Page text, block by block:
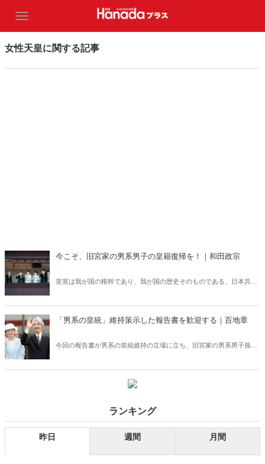
女性天皇に関する記事
今こそ、旧宮家の男系男子の皇籍復帰を！｜和田政宗
皇室は我が国の根幹であり、我が国の歴史そのものである。日本共産
た論を無意味にするために今やるべきこととはなにか。
「男系の皇統」維持策示した報告書を歓迎する｜百地章
今回の報告書が男系の皇統維持の立場に立ち、旧宮家の男系男子孫を
主張は全く的外れである。
ランキング
昨日 週間 月間